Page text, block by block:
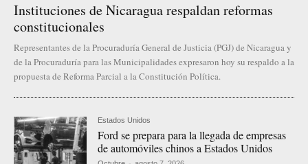
Instituciones de Nicaragua respaldan reformas
constitucionales
Representantes de la Procuraduría General de Justicia (PGJ) de Nicaragua y
de la Procuraduría para las Municipalidades expresaron hoy su respaldo a la
propuesta de Reforma Parcial a la Constitución Política.
Estados Unidos
Ford se prepara para la llegada de empresas
de automóviles chinos a Estados Unidos